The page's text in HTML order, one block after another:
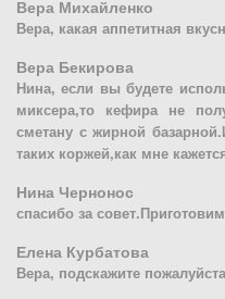
Вера Михайленко
Вера, какая аппетитная
Вера Бекирова
Нина, если вы будете
миксера,то кефира не
сметану с жирной
таких коржей,как мне
Нина Чернонос
спасибо за
Елена Курбатова
Вера, подскажите